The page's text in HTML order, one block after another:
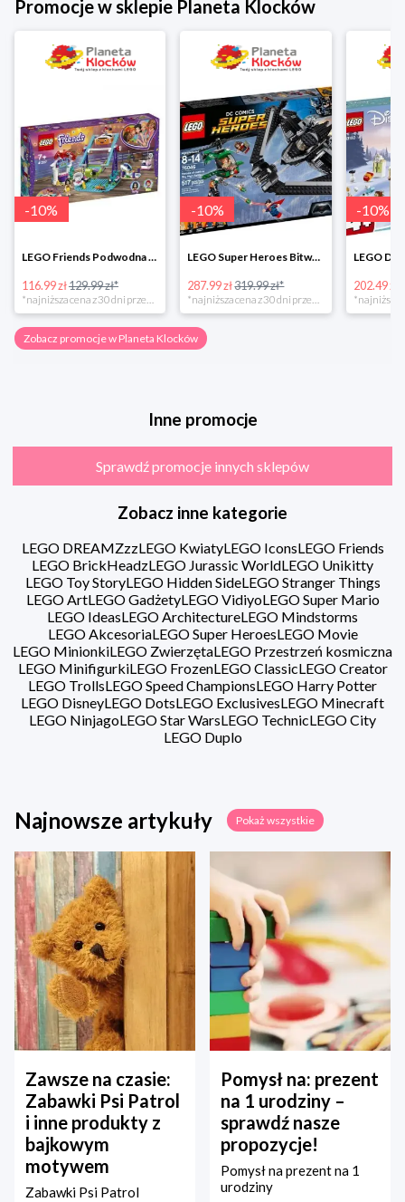
Promocje w sklepie Planeta Klocków
-10%
LEGO Friends Podwodna Frajda w super cenie
116.99 zł129.99 zł*
-10%
LEGO Super Heroes Bitwa powietrzna w super cenie
287.99 zł319.99 zł*
-10%
202.49 zł
Zobacz promocje w Planeta Klocków
Inne promocje
Sprawdź promocje innych sklepów
Zobacz inne kategorie
LEGO DREAMZzzLEGO KwiatyLEGO IconsLEGO Friends
LEGO BrickHeadzLEGO Jurassic WorldLEGO Unikitty
LEGO Toy StoryLEGO Hidden SideLEGO Stranger Things
LEGO ArtLEGO GadżetyLEGO VidiyoLEGO Super Mario
LEGO IdeasLEGO ArchitectureLEGO Mindstorms
LEGO AkcesoriaLEGO Super HeroesLEGO Movie
LEGO MinionkiLEGO ZwierzętaLEGO Przestrzeń kosmiczna
LEGO MinifigurkiLEGO FrozenLEGO ClassicLEGO Creator
LEGO TrollsLEGO Speed ChampionsLEGO Harry Potter
LEGO DisneyLEGO DotsLEGO ExclusivesLEGO Minecraft
LEGO NinjagoLEGO Star WarsLEGO TechnicLEGO City
LEGO Duplo
Najnowsze artykuły Pokaż wszystkie
Zawsze na czasie:
Zabawki Psi Patrol
i inne produkty z
bajkowym
motywem
Zabawki Psi Patrol
Pomysł na: prezent
na 1 urodziny –
sprawdź nasze
propozycje!
Pomysł na prezent na 1
urodziny